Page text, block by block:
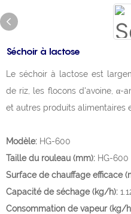
Séchoir à lactose
Le séchoir à lactose est
de riz, les flocons d'avoine, α-
et autres produits alimentaires
Modèle: HG-600
Taille du rouleau (mm): HG-600
Surface de chauffage efficace
Capacité de séchage (kg/h):
Consommation de vapeur (kg/